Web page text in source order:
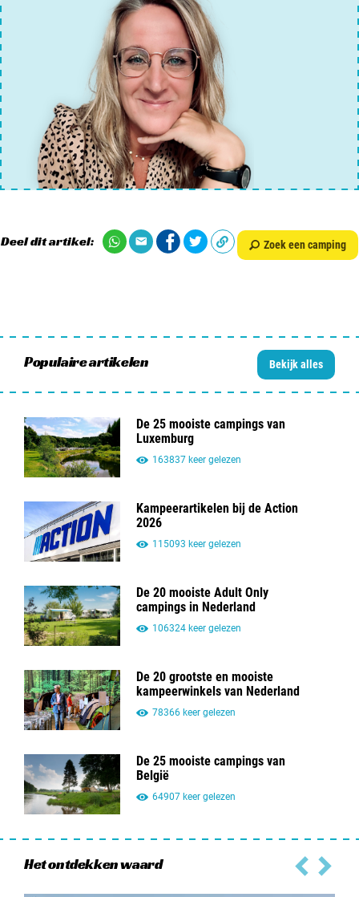
Deel dit artikel: Zoek een camping
Populaire artikelen Bekijk alles
De 25 mooiste campings van
Luxemburg
163837 keer gelezen
Kampeerartikelen bij de Action
2026
115093 keer gelezen
De 20 mooiste Adult Only
campings in Nederland
106324 keer gelezen
De 20 grootste en mooiste
kampeerwinkels van Nederland
78366 keer gelezen
De 25 mooiste campings van
België
64907 keer gelezen
Het ontdekken waard